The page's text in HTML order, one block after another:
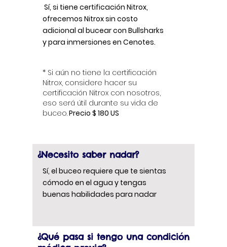
Sí, si tiene certificación Nitrox,
ofrecemos Nitrox sin costo
adicional al bucear con Bullsharks
y para inmersiones en Cenotes.
* Si aún no tiene la certificación
Nitrox, considere hacer su
certificación Nitrox con nosotros,
eso será útil durante su vida de
buceo.Precio $ 180 US
¿Necesito saber nadar?
Sí, el buceo requiere que te sientas
cómodo en el agua y tengas
buenas habilidades para nadar
¿Qué pasa si tengo una condición